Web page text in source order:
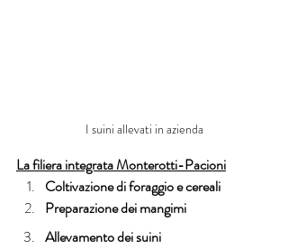
I suini allevati in azienda
La filiera integrata Monterotti-Pacioni
Coltivazione di foraggio e cereali
Preparazione dei mangimi
Allevamento dei suini